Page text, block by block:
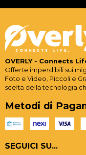
OVERLY - Connects
Offerte imperdibili sui
Foto e Video, Piccoli e
scelta della tecnologia
Metodi di
SEGUICI SU...